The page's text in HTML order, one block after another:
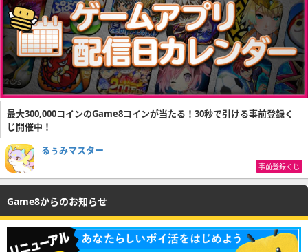
最大300,000コインのGame8コインが当たる！30秒で引ける事前登録く
じ開催中！
るぅみマスター
事前登録くじ
Game8からのお知らせ